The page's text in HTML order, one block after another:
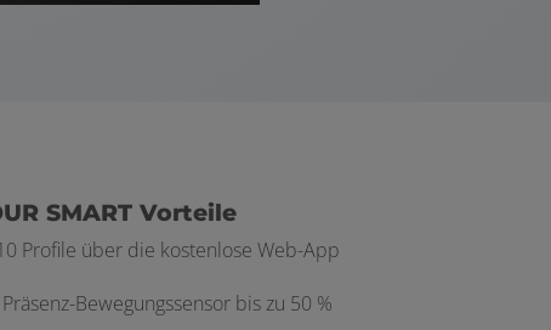
SMART Vorteile
Profile über die kostenlose Web-App
Bewegungssensor bis zu 50 %